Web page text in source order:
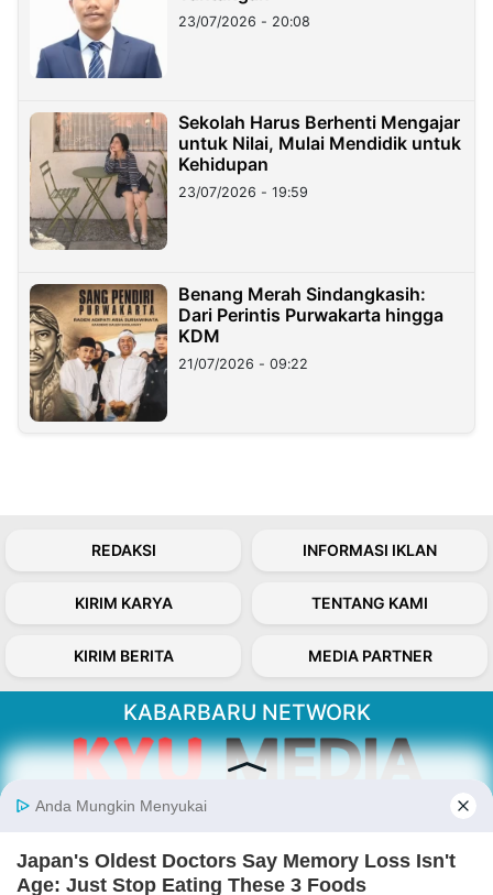
23/07/2026 - 20:08
Sekolah Harus Berhenti Mengajar
untuk Nilai, Mulai Mendidik untuk
Kehidupan
23/07/2026 - 19:59
Benang Merah Sindangkasih:
Dari Perintis Purwakarta hingga
KDM
21/07/2026 - 09:22
REDAKSI INFORMASI IKLAN
KIRIM KARYA TENTANG KAMI
KIRIM BERITA MEDIA PARTNER
KABARBARU NETWORK
Kabarbaru.co menyajikan berita aktual dan